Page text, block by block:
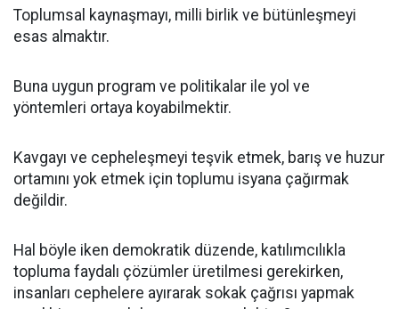
Toplumsal kaynaşmayı, milli birlik ve bütünleşmeyi
esas almaktır.
Buna uygun program ve politikalar ile yol ve
yöntemleri ortaya koyabilmektir.
Kavgayı ve cepheleşmeyi teşvik etmek, barış ve huzur
ortamını yok etmek için toplumu isyana çağırmak
değildir.
Hal böyle iken demokratik düzende, katılımcılıkla
topluma faydalı çözümler üretilmesi gerekirken,
insanları cephelere ayırarak sokak çağrısı yapmak